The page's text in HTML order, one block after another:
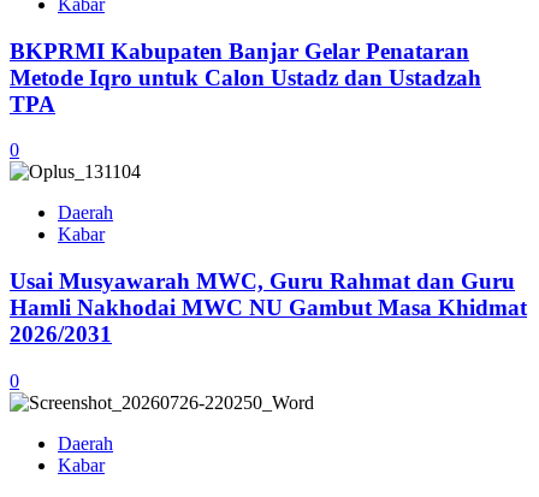
BKPRMI Kabupaten Banjar Gelar Penataran
Metode Iqro untuk Calon Ustadz dan Ustadzah
TPA
0
Daerah
Kabar
Usai Musyawarah MWC, Guru Rahmat dan Guru
Hamli Nakhodai MWC NU Gambut Masa Khidmat
2026/2031
0
Daerah
Kabar